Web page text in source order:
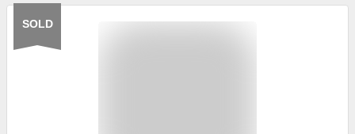
SOLD